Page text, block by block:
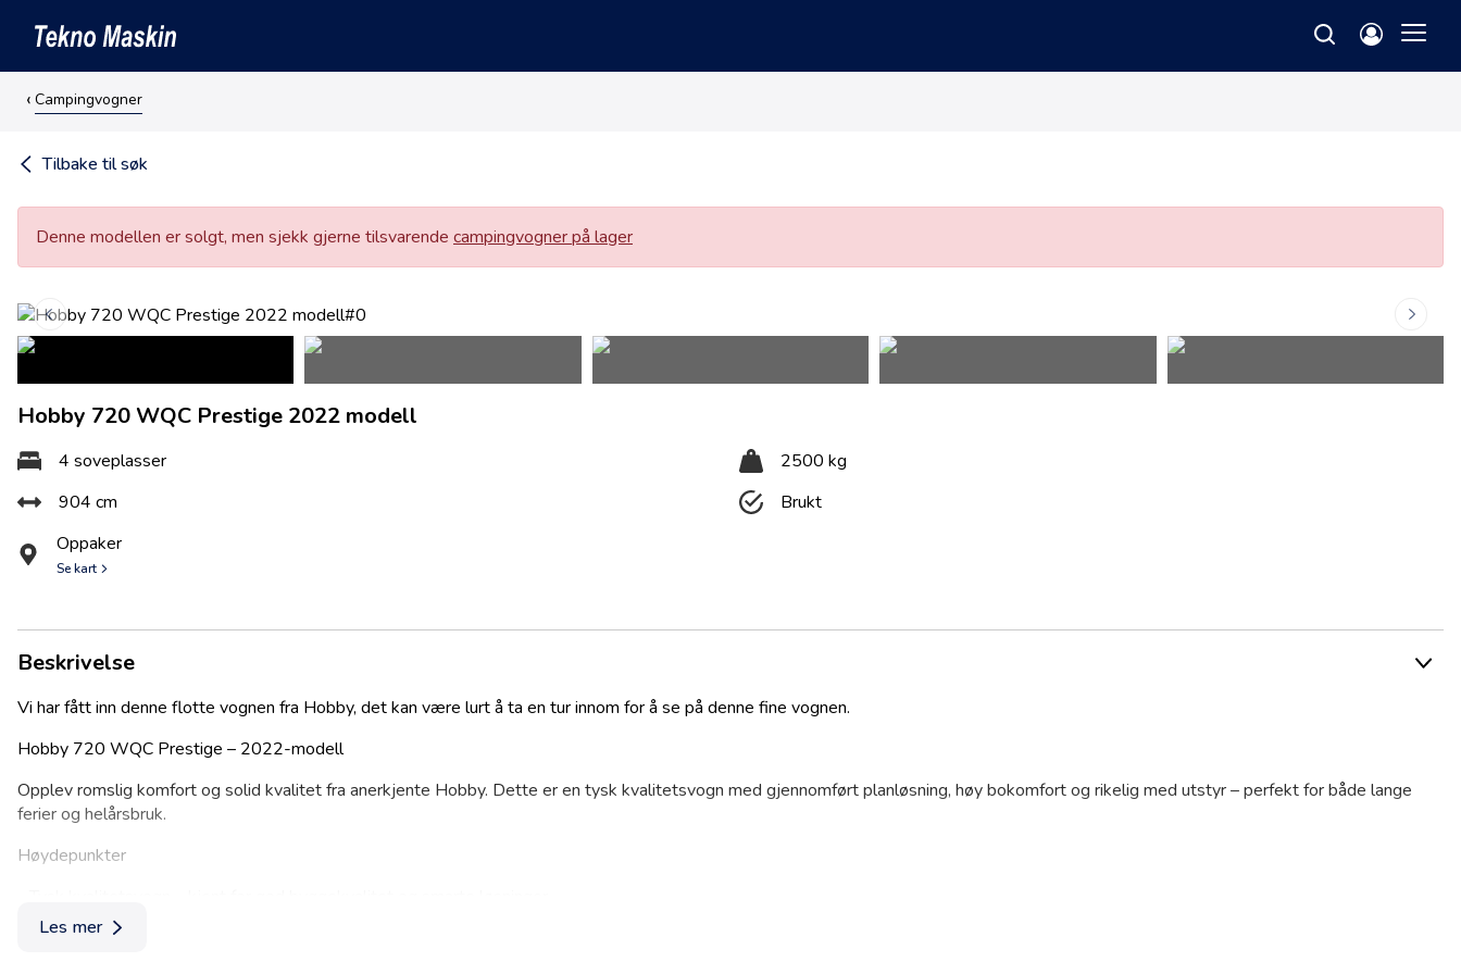
Campingvogner
Tilbake til søk
Denne modellen er solgt, men sjekk gjerne tilsvarende campingvogner på lager
Hobby 720 WQC Prestige 2022 modell
4 soveplasser
2500 kg
904 cm
Brukt
Oppaker
Se kart
Beskrivelse
Vi har fått inn denne flotte vognen fra Hobby, det kan være lurt å ta en tur innom for å se på denne fine vognen.
Hobby 720 WQC Prestige – 2022-modell
Opplev romslig komfort og solid kvalitet fra anerkjente Hobby. Dette er en tysk kvalitetsvogn med gjennomført planløsning, høy bokomfort og rikelig med utstyr – perfekt for både lange
ferier og helårsbruk.
Høydepunkter
- Meget godt utstyrt – mye utstyr inkludert
Les mer